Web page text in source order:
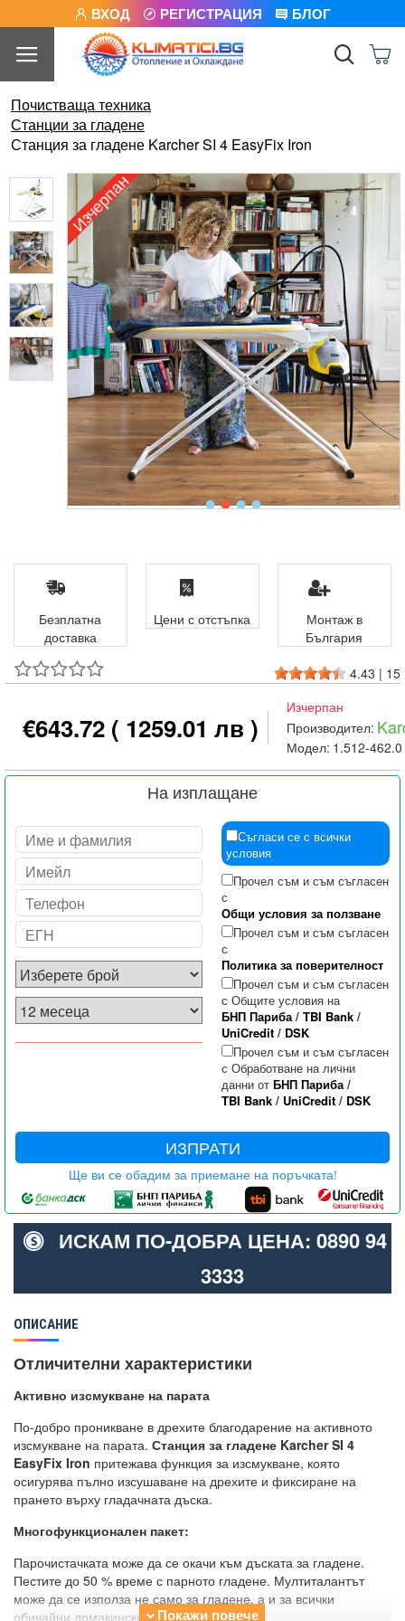
ВХОД РЕГИСТРАЦИЯ БЛОГ
Почистваща техника
Станции за гладене
Станция за гладене Karcher SI 4 EasyFix Iron
Изчерпан
4.43 | 15
€643.72 ( 1259.01 лв )
Изчерпан
Производител:
Модел: 1.512-462.0
На изплащане
Съгласи се с всички
условия
Прочел съм и съм съгласен
с
Общи условия за ползване
Прочел съм и съм съгласен
с
Политика за поверителност
Прочел съм и съм съгласен
с Общите условия на
БНП Париба/ TBI Bank/
UniCredit/ DSK
Прочел съм и съм съгласен
с Обработване на лични
данни от БНП Париба/
TBI Bank/ UniCredit/ DSK
ИЗПРАТИ
Ще ви се обадим за приемане на поръчката!
Безплатна
доставка
Цени с отстъпка
Монтаж в
България
ИСКАМ ПО-ДОБРА ЦЕНА: 0890 94
3333
ОПИСАНИЕ
Отличителни характеристики
Активно изсмукване на парата
По-добро проникване в дрехите благодарение на активното
изсмукване на парата. Станция за гладене Karcher SI 4
EasyFix Iron притежава функция за изсмукване, която
осигурява пълно изсушаване на дрехите и фиксиране на
прането върху гладачната дъска.
Многофункционален пакет:
Парочистачката може да се окачи към дъската за гладене.
Пестите до 50 % време с парното гладене. Мултиталантът
може да се използа не само за гладене, а и за всички
обичайни домакински задачи.